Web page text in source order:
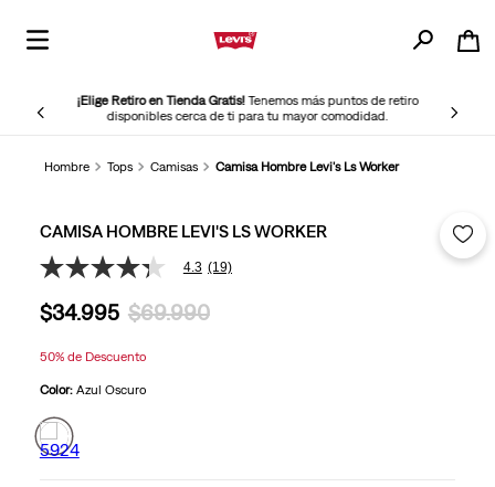
¡Elige Retiro en Tienda Gratis!Tenemos más puntos de retiro
disponibles cerca de ti para tu mayor comodidad.
Hombre Tops Camisas Camisa Hombre Levi's Ls Worker
CAMISA HOMBRE LEVI'S LS WORKER
4.3
5
estrellas,
medio
de
valoración.
Read
19
Reviews.
4.3 (19)
$34.995 $69.990
50%de Descuento
Color: Azul Oscuro